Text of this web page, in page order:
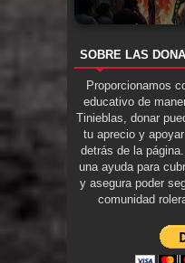
SOBRE LAS
Proporcionamos
educativo de
Tinieblas, donar
tu aprecio y
detrás de la
una ayuda para
y asegura poder
comunidad